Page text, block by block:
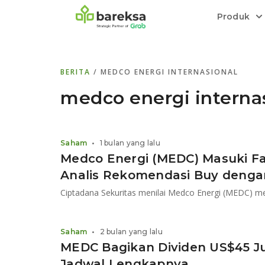
Produk
Transaksi cepat,all in onedi halaman
Bebas pilih partner penyimpanan, harga
relatif stabil.
Menyediakan layanan manajemen
Informasi terkini dan tepercaya terkait
Kenali rekam jejak dan
BERITA / MEDCO ENERGI INTERNASIONAL
medco energi
Medco Energi (MEDC) Masuki
Analis Rekomendasi Buy
Saham • 1 bulan yang lalu
MEDC Bagikan Dividen US$45
Saham • 2 bulan yang lalu